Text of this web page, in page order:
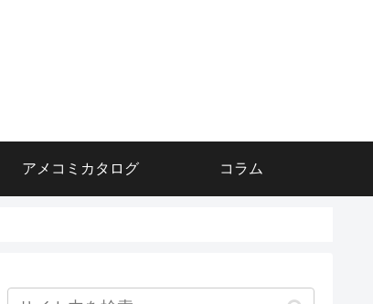
アメコミカタログ コラム